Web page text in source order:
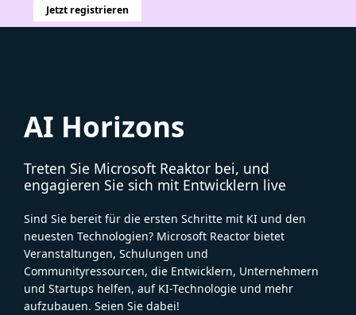
Jetzt registrieren
AI Horizons
Treten Sie Microsoft Reaktor bei, und
engagieren Sie sich mit Entwicklern live
Sind Sie bereit für die ersten Schritte mit KI und den
neuesten Technologien? Microsoft Reactor bietet
Veranstaltungen, Schulungen und
Communityressourcen, die Entwicklern, Unternehmern
und Startups helfen, auf KI-Technologie und mehr
aufzubauen. Seien Sie dabei!